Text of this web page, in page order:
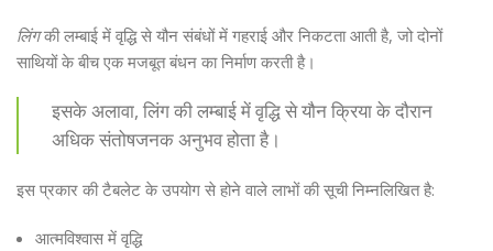
लिंगकी लम्बाई में वृद्धि से यौन संबंधों में गहराई और निकटता आती है, जो दोनों
साथियों के बीच एक मजबूत बंधन का निर्माण करती है।
इसके अलावा, लिंग की लम्बाई में वृद्धि से यौन क्रिया के दौरान
अधिक संतोषजनक अनुभव होता है।
इस प्रकार की टैबलेट के उपयोग से होने वाले लाभों की सूची निम्नलिखित है:
आत्मविश्वास में वृद्धि